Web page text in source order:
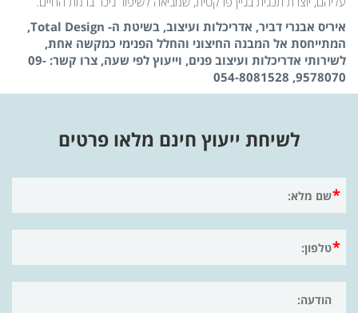
איריס אבנרי דביר, אדריכלות ועיצוב, בשיטת ה- Total Design,
המתייחסת אל המבנה החיצוני והחלל הפנימי כמקשה אחת,
לשירותי אדריכלות ועיצוב פנים, וייעוץ לפי שעה, צרו קשר: 09-
9578070, 054-8081528
לשיחת ייעוץ חינם מלאו פרטים